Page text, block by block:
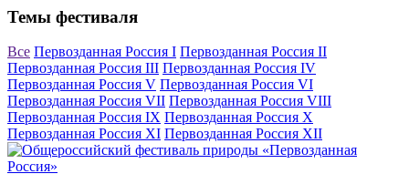
Темы фестиваля
Все Первозданная Россия I Первозданная Россия II
Первозданная Россия III Первозданная Россия IV
Первозданная Россия V Первозданная Россия VI
Первозданная Россия VII Первозданная Россия VIII
Первозданная Россия IX Первозданная Россия X
Первозданная Россия XI Первозданная Россия XII